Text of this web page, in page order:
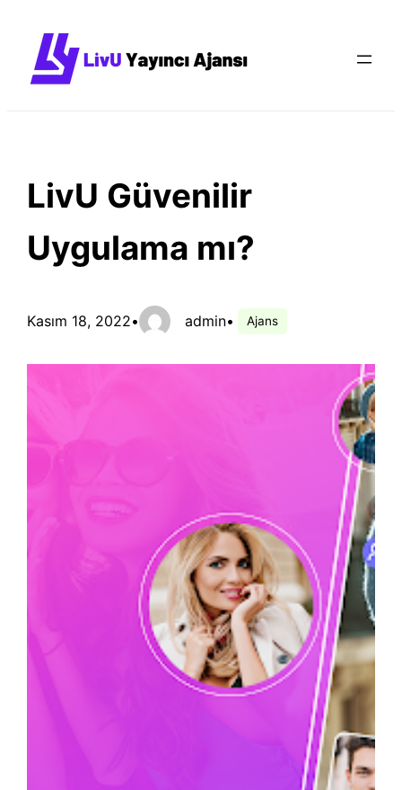
LivU Güvenilir
Uygulama mı?
Kasım 18, 2022• admin• Ajans